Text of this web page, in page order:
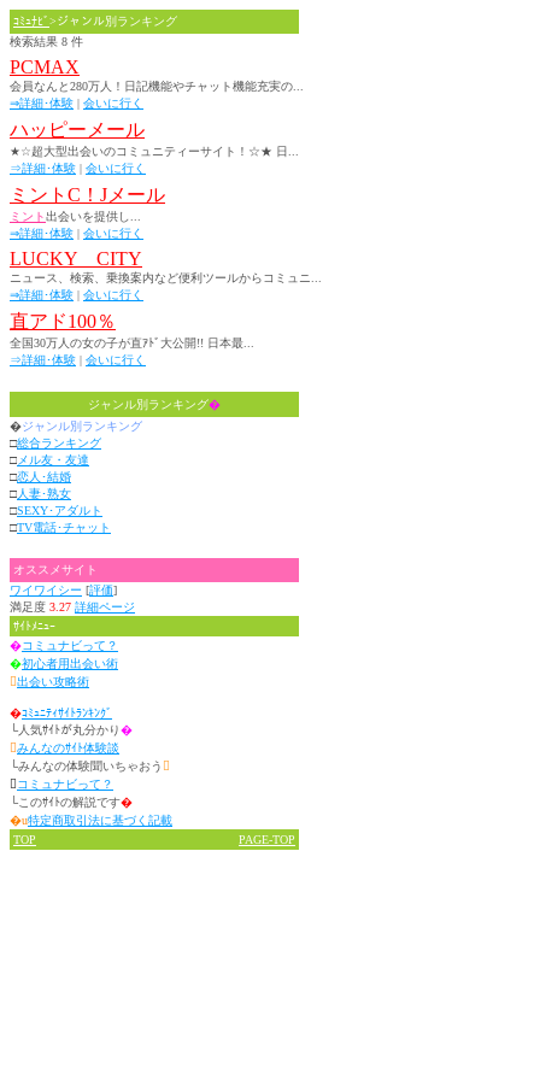
ｺﾐｭﾅﾋﾞ>ジャンル別ランキング
検索結果 8 件
PCMAX
会員なんと280万人！日記機能やチャット機能充実の...
⇒詳細･体験 | 会いに行く
ハッピーメール
★☆超大型出会いのコミュニティーサイト！☆★ 日...
⇒詳細･体験 | 会いに行く
ミントC！Jメール
ミント出会いを提供し...
⇒詳細･体験 | 会いに行く
LUCKY CITY
ニュース、検索、乗換案内など便利ツールからコミュニ...
⇒詳細･体験 | 会いに行く
直アド100％
全国30万人の女の子が直ｱﾄﾞ大公開!! 日本最...
⇒詳細･体験 | 会いに行く
ジャンル別ランキング�
�ジャンル別ランキング
□総合ランキング
□ メル友・友達
□恋人･結婚
□人妻･熟女
□SEXY･アダルト
□TV電話･チャット
オススメサイト
ワイワイシー [評価]
満足度 3.27 詳細ページ
ｻｲﾄﾒﾆｭｰ
�コミュナビって？
�初心者用出会い術
出会い攻略術
�ｺﾐｭﾆﾃｨｻｲﾄﾗﾝｷﾝｸﾞ
└人気ｻｲﾄが丸分かり�
みんなのｻｲﾄ体験談
└みんなの体験聞いちゃおう 
コミュナビって？
└このｻｲﾄの解説です�
�u特定商取引法に基づく記載
TOP
PAGE-TOP